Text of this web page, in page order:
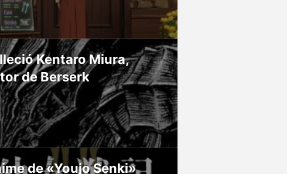
Kentaro Miura,
de Berserk
de «Youjo Senki»